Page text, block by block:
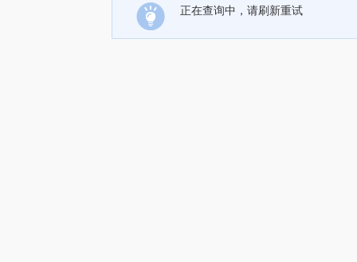
正在查询中，请刷新重试